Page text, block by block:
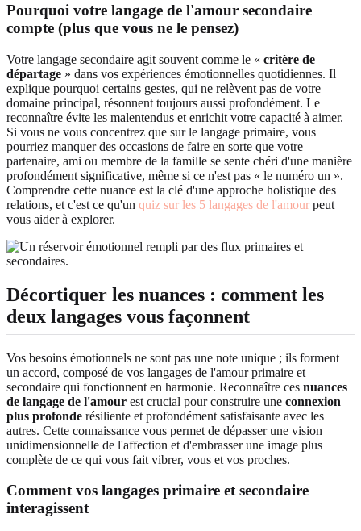
Pourquoi votre langage de l'amour secondaire
compte (plus que vous ne le pensez)
Votre langage secondaire agit souvent comme le « critère de
départage » dans vos expériences émotionnelles quotidiennes. Il
explique pourquoi certains gestes, qui ne relèvent pas de votre
domaine principal, résonnent toujours aussi profondément. Le
reconnaître évite les malentendus et enrichit votre capacité à aimer.
Si vous ne vous concentrez que sur le langage primaire, vous
pourriez manquer des occasions de faire en sorte que votre
partenaire, ami ou membre de la famille se sente chéri d'une manière
profondément significative, même si ce n'est pas « le numéro un ».
Comprendre cette nuance est la clé d'une approche holistique des
relations, et c'est ce qu'un quiz sur les 5 langages de l'amour peut
vous aider à explorer.
Décortiquer les nuances : comment les
deux langages vous façonnent
Vos besoins émotionnels ne sont pas une note unique ; ils forment
un accord, composé de vos langages de l'amour primaire et
secondaire qui fonctionnent en harmonie. Reconnaître ces nuances
de langage de l'amour est crucial pour construire une connexion
plus profonde résiliente et profondément satisfaisante avec les
autres. Cette connaissance vous permet de dépasser une vision
unidimensionnelle de l'affection et d'embrasser une image plus
complète de ce qui vous fait vibrer, vous et vos proches.
Comment vos langages primaire et secondaire
interagissent